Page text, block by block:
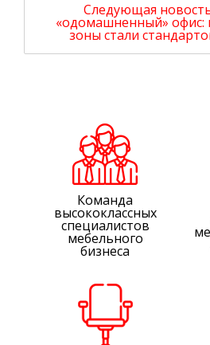
Следующая
«одомашненный» офис:
зоны стали
Команда
высококлассных
специалистов
мебельного
бизнеса